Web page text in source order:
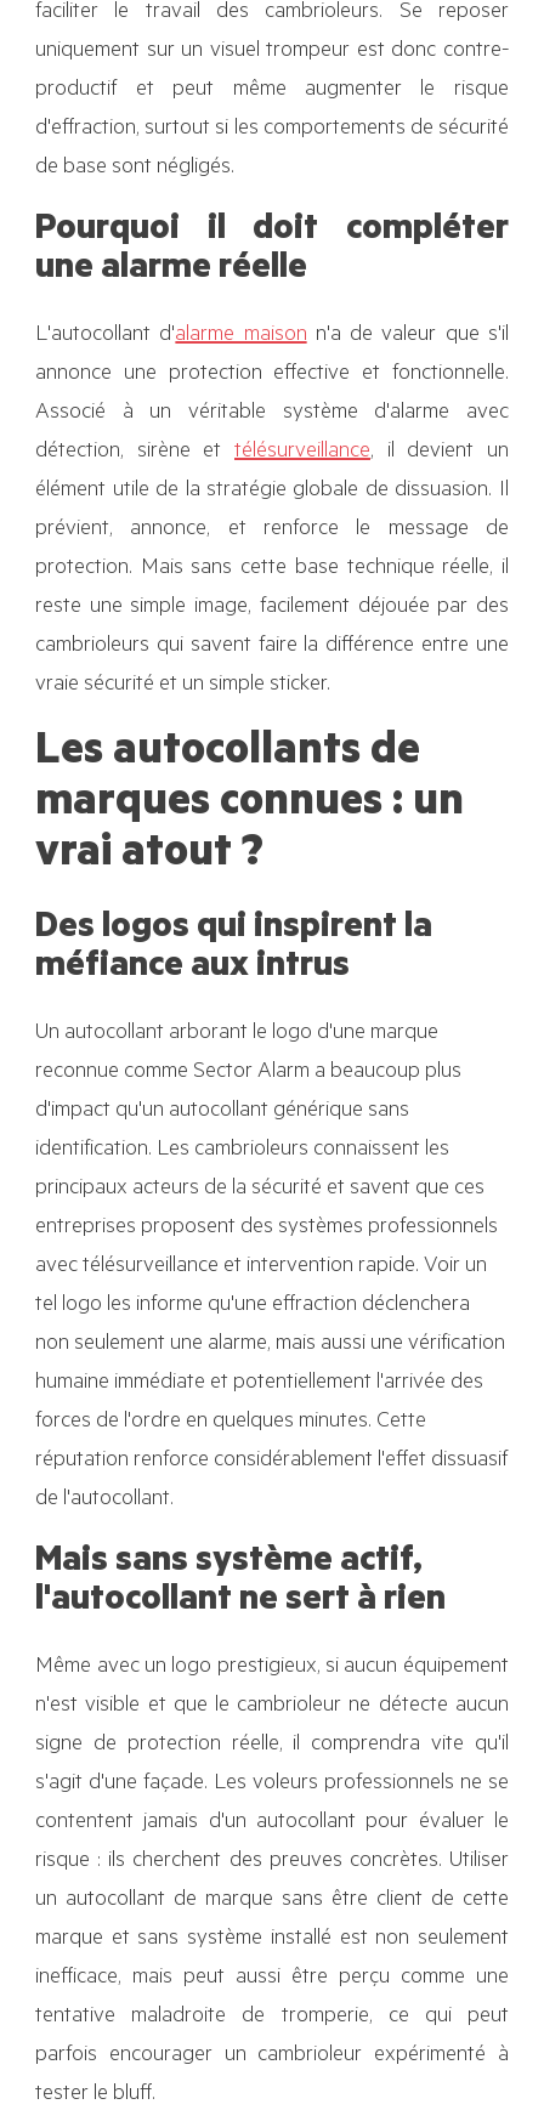
faciliter le travail des cambrioleurs. Se reposer
uniquement sur un visuel trompeur est donc contre-
productif et peut même augmenter le risque
d'effraction, surtout si les comportements de sécurité
de base sont négligés.
Pourquoi il doit compléter
une alarme réelle
L'autocollant d'alarme maisonn'a de valeur que s'il
annonce une protection effective et fonctionnelle.
Associé à un véritable système d'alarme avec
détection, sirène et télésurveillance, il devient un
élément utile de la stratégie globale de dissuasion. Il
prévient, annonce, et renforce le message de
protection. Mais sans cette base technique réelle, il
reste une simple image, facilement déjouée par des
cambrioleurs qui savent faire la différence entre une
vraie sécurité et un simple sticker.
Les autocollants de
marques connues : un
vrai atout ?
Des logos qui inspirent la
méfiance aux intrus
Un autocollant arborant le logo d'une marque
reconnue comme Sector Alarm a beaucoup plus
d'impact qu'un autocollant générique sans
identification. Les cambrioleurs connaissent les
principaux acteurs de la sécurité et savent que ces
entreprises proposent des systèmes professionnels
avec télésurveillance et intervention rapide. Voir un
tel logo les informe qu'une effraction déclenchera
non seulement une alarme, mais aussi une vérification
humaine immédiate et potentiellement l'arrivée des
forces de l'ordre en quelques minutes. Cette
réputation renforce considérablement l'effet dissuasif
de l'autocollant.
Mais sans système actif,
l'autocollant ne sert à rien
Même avec un logo prestigieux, si aucun équipement
n'est visible et que le cambrioleur ne détecte aucun
signe de protection réelle, il comprendra vite qu'il
s'agit d'une façade. Les voleurs professionnels ne se
contentent jamais d'un autocollant pour évaluer le
risque : ils cherchent des preuves concrètes. Utiliser
un autocollant de marque sans être client de cette
marque et sans système installé est non seulement
inefficace, mais peut aussi être perçu comme une
tentative maladroite de tromperie, ce qui peut
parfois encourager un cambrioleur expérimenté à
tester le bluff.